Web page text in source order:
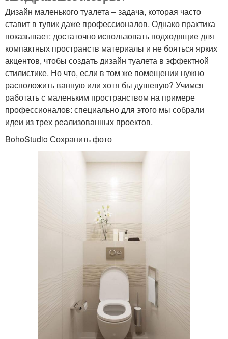
Дизайн маленького туалета – задача, которая часто
ставит в тупик даже профессионалов. Однако практика
показывает: достаточно использовать подходящие для
компактных пространств материалы и не бояться ярких
акцентов, чтобы создать дизайн туалета в эффектной
стилистике. Но что, если в том же помещении нужно
расположить ванную или хотя бы душевую? Учимся
работать с маленьким пространством на примере
профессионалов: специально для этого мы собрали
идеи из трех реализованных проектов.
BohoStudio Сохранить фото